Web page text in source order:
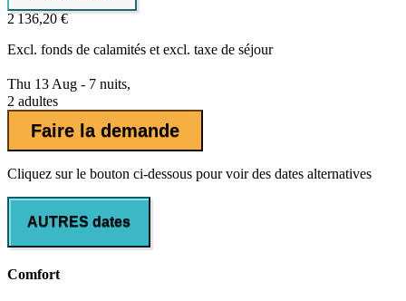
2 136,20 €
Excl. fonds de calamités et excl. taxe de séjour
Thu 13 Aug - 7 nuits,
2 adultes
Faire la demande
Cliquez sur le bouton ci-dessous pour voir des dates alternatives
AUTRES dates
Comfort